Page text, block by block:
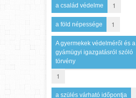
a család védelme 1
a föld népessége 1
A gyermekek védelméről és a
gyámügyi igazgatásról szóló
törvény
1
a szülés várható időpontja